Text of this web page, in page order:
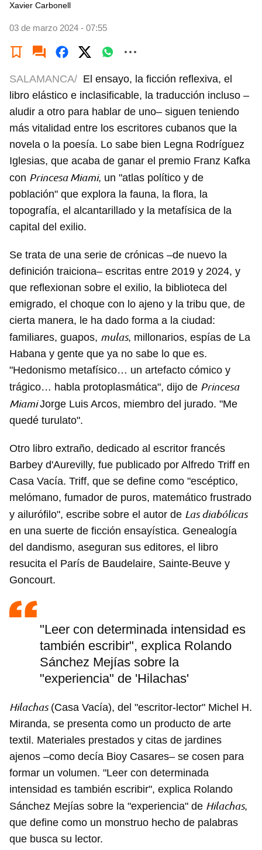
Xavier Carbonell
03 de marzo 2024 - 07:55
SALAMANCA/ El ensayo, la ficción reflexiva, el
libro elástico e inclasificable, la traducción incluso –
aludir a otro para hablar de uno– siguen teniendo
más vitalidad entre los escritores cubanos que la
novela o la poesía. Lo sabe bien Legna Rodríguez
Iglesias, que acaba de ganar el premio Franz Kafka
con Princesa Miami, un "atlas político y de
población" que explora la fauna, la flora, la
topografía, el alcantarillado y la metafísica de la
capital del exilio.
Se trata de una serie de crónicas –de nuevo la
definición traiciona– escritas entre 2019 y 2024, y
que reflexionan sobre el exilio, la biblioteca del
emigrado, el choque con lo ajeno y la tribu que, de
cierta manera, le ha dado forma a la ciudad:
familiares, guapos, mulas, millonarios, espías de La
Habana y gente que ya no sabe lo que es.
"Hedonismo metafísico… un artefacto cómico y
trágico… habla protoplasmática", dijo de Princesa
MiamiJorge Luis Arcos, miembro del jurado. "Me
quedé turulato".
Otro libro extraño, dedicado al escritor francés
Barbey d'Aurevilly, fue publicado por Alfredo Triff en
Casa Vacía. Triff, que se define como "escéptico,
melómano, fumador de puros, matemático frustrado
y ailurófilo", escribe sobre el autor de Las diabólicas
en una suerte de ficción ensayística. Genealogía
del dandismo, aseguran sus editores, el libro
resucita el París de Baudelaire, Sainte-Beuve y
Goncourt.
"Leer con determinada intensidad es
también escribir", explica Rolando
Sánchez Mejías sobre la
"experiencia" de 'Hilachas'
Hilachas(Casa Vacía), del "escritor-lector" Michel H.
Miranda, se presenta como un producto de arte
textil. Materiales prestados y citas de jardines
ajenos –como decía Bioy Casares– se cosen para
formar un volumen. "Leer con determinada
intensidad es también escribir", explica Rolando
Sánchez Mejías sobre la "experiencia" de Hilachas,
que define como un monstruo hecho de palabras
que busca su lector.